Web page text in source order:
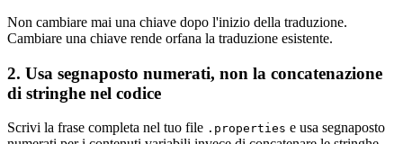
Non cambiare mai una chiave dopo l'inizio della traduzione.
Cambiare una chiave rende orfana la traduzione esistente.
2. Usa segnaposto numerati, non la concatenazione
di stringhe nel codice
Scrivi la frase completa nel tuo file .properties e usa segnaposto